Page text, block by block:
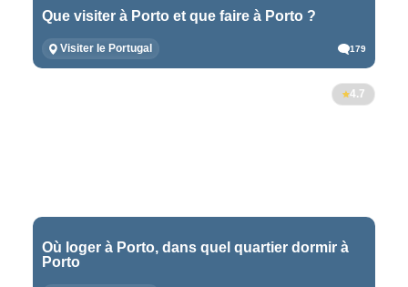
Que visiter à Porto et que faire à Porto ?
Visiter le Portugal 179
4.7
Où loger à Porto, dans quel quartier dormir à
Porto